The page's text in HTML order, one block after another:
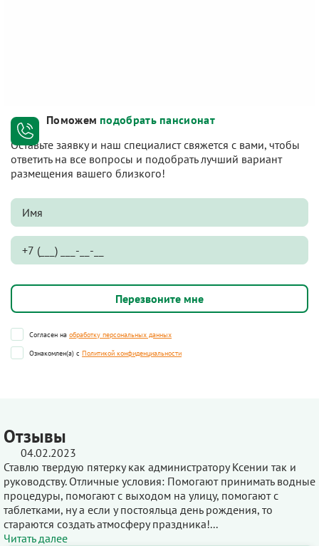
Поможем подобрать пансионат
Оставьте заявку и наш специалист свяжется с вами, чтобы
ответить на все вопросы и подобрать лучший вариант
размещения вашего близкого!
Согласен на обработку персональных данных
Ознакомлен(а) с Политикой конфиденциальности
Отзывы
04.02.2023
Ставлю твердую пятерку как администратору Ксении так и
руководству. Отличные условия: Помогают принимать водные
процедуры, помогают с выходом на улицу, помогают с
таблетками, ну а если у постояльца день рождения, то
стараются создать атмосферу праздника!...
Читать далее